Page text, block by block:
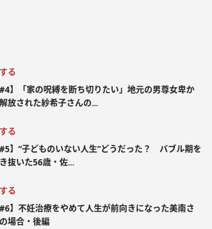
る
#4】「家の呪縛を断ち切りたい」地元の男尊女卑か
放された紗希子さんの...
る
#5】“子どものいない人生”どうだった？ バブル期を
抜いた56歳・佐...
る
#6】不妊治療をやめて人生が前向きになった美南さ
場合・後編